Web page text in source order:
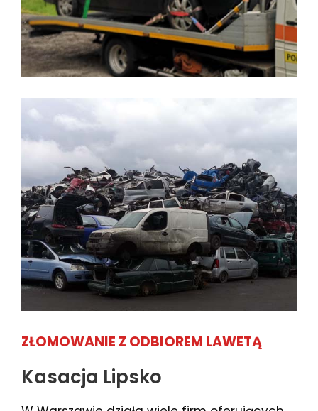
ZŁOMOWANIE Z ODBIOREM LAWETĄ
Kasacja Lipsko